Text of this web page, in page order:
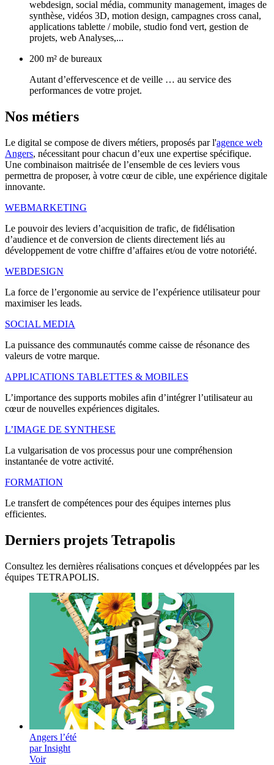
webdesign, social média, community management, images de
synthèse, vidéos 3D, motion design, campagnes cross canal,
applications tablette / mobile, studio fond vert, gestion de
projets, web Analyses,...
200 m² de bureaux
Autant d’effervescence et de veille … au service des
performances de votre projet.
Nos métiers
Le digital se compose de divers métiers, proposés par l'agence web
Angers, nécessitant pour chacun d’eux une expertise spécifique.
Une combinaison maitrisée de l’ensemble de ces leviers vous
permettra de proposer, à votre cœur de cible, une expérience digitale
innovante.
WEBMARKETING
Le pouvoir des leviers d’acquisition de trafic, de fidélisation
d’audience et de conversion de clients directement liés au
développement de votre chiffre d’affaires et/ou de votre notoriété.
WEBDESIGN
La force de l’ergonomie au service de l’expérience utilisateur pour
maximiser les leads.
SOCIAL MEDIA
La puissance des communautés comme caisse de résonance des
valeurs de votre marque.
APPLICATIONS TABLETTES & MOBILES
L’importance des supports mobiles afin d’intégrer l’utilisateur au
cœur de nouvelles expériences digitales.
L’IMAGE DE SYNTHESE
La vulgarisation de vos processus pour une compréhension
instantanée de votre activité.
FORMATION
Le transfert de compétences pour des équipes internes plus
efficientes.
Derniers projets Tetrapolis
Consultez les dernières réalisations conçues et développées par les
équipes TETRAPOLIS.
Angers l’été
par Insight
Voir